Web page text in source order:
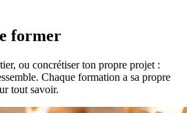
former
ou concrétiser ton propre projet :
Chaque formation a sa propre
tout savoir.